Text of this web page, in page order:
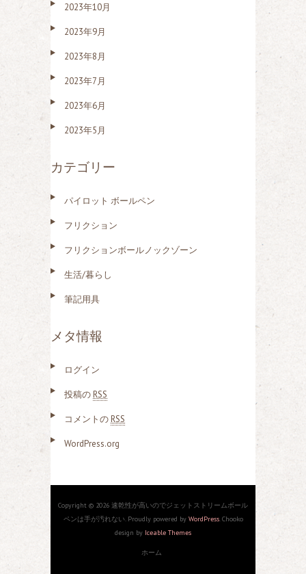
2023年10月
2023年9月
2023年8月
2023年7月
2023年6月
2023年5月
カテゴリー
パイロット ボールペン
フリクション
フリクションボールノックゾーン
生活/暮らし
筆記用具
メタ情報
ログイン
投稿のRSS
コメントのRSS
WordPress.org
Copyright © 2026 速乾性が高いのでジェットストリームボール
ペンは手が汚れない. Proudly powered by WordPress. Chooko
design by Iceable Themes
ホーム